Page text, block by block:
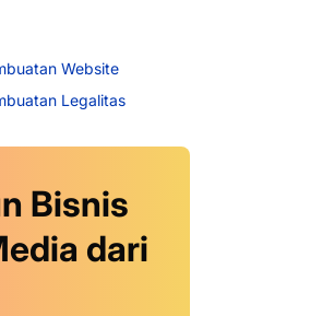
Website
Legalitas
Bisnis
dari